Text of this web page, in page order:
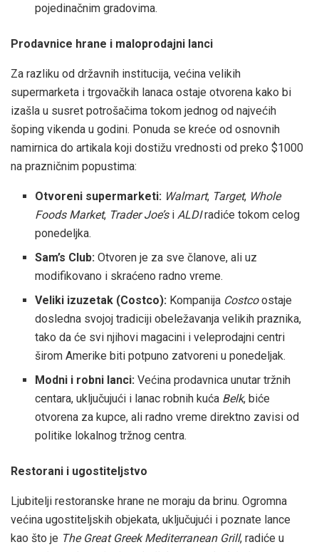
pojedinačnim gradovima.
Prodavnice hrane i maloprodajni lanci
Za razliku od državnih institucija, većina velikih
supermarketa i trgovačkih lanaca ostaje otvorena kako bi
izašla u susret potrošačima tokom jednog od najvećih
šoping vikenda u godini. Ponuda se kreće od osnovnih
namirnica do artikala koji dostižu vrednosti od preko $1000
na prazničnim popustima:
Otvoreni supermarketi: Walmart, Target, Whole
Foods Market, Trader Joe’siALDIradiće tokom celog
ponedeljka.
Sam’s Club: Otvoren je za sve članove, ali uz
modifikovano i skraćeno radno vreme.
Veliki izuzetak (Costco): Kompanija Costcoostaje
dosledna svojoj tradiciji obeležavanja velikih praznika,
tako da će svi njihovi magacini i veleprodajni centri
širom Amerike biti potpuno zatvoreni u ponedeljak.
Modni i robni lanci: Većina prodavnica unutar tržnih
centara, uključujući i lanac robnih kuća Belk, biće
otvorena za kupce, ali radno vreme direktno zavisi od
politike lokalnog tržnog centra.
Restorani i ugostiteljstvo
Ljubitelji restoranske hrane ne moraju da brinu. Ogromna
većina ugostiteljskih objekata, uključujući i poznate lance
kao što je The Great Greek Mediterranean Grill, radiće u